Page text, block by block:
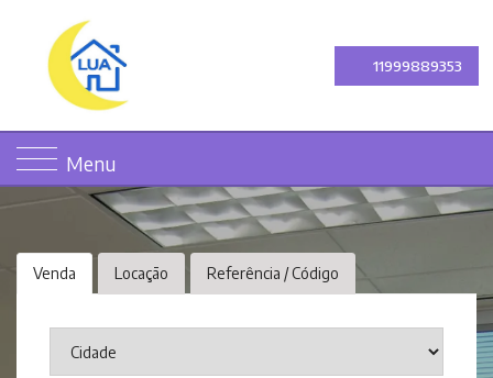
11999889353
Menu
Venda Locação Referência / Código